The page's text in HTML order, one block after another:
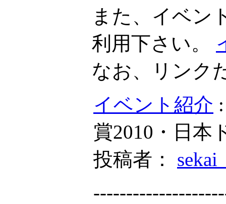
また、イベン
利用下さい。
なお、リンク
イベント紹介
賞2010・日本
投稿者：